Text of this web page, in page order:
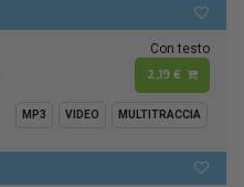
Con testo
2,19 €
MP3 VIDEO MULTITRACCIA